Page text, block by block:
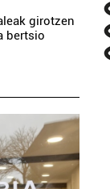
girotzen
bertsio